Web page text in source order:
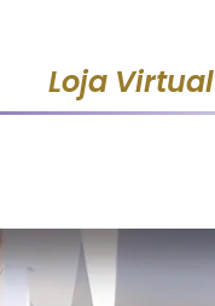
Loja Virtual